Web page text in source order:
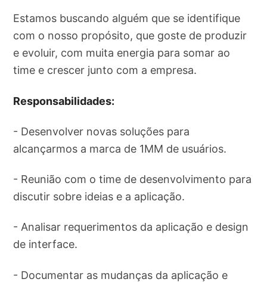
Estamos buscando alguém que se identifique
com o nosso propósito, que goste de produzir
e evoluir, com muita energia para somar ao
time e crescer junto com a empresa.
Responsabilidades:
- Desenvolver novas soluções para
alcançarmos a marca de 1MM de usuários.
- Reunião com o time de desenvolvimento para
discutir sobre ideias e a aplicação.
- Analisar requerimentos da aplicação e design
de interface.
- Documentar as mudanças da aplicação e